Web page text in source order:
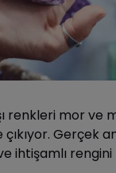
renkleri mor ve
çıkıyor. Gerçek
ihtişamlı